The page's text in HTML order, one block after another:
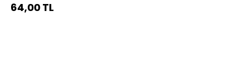
64,00 TL